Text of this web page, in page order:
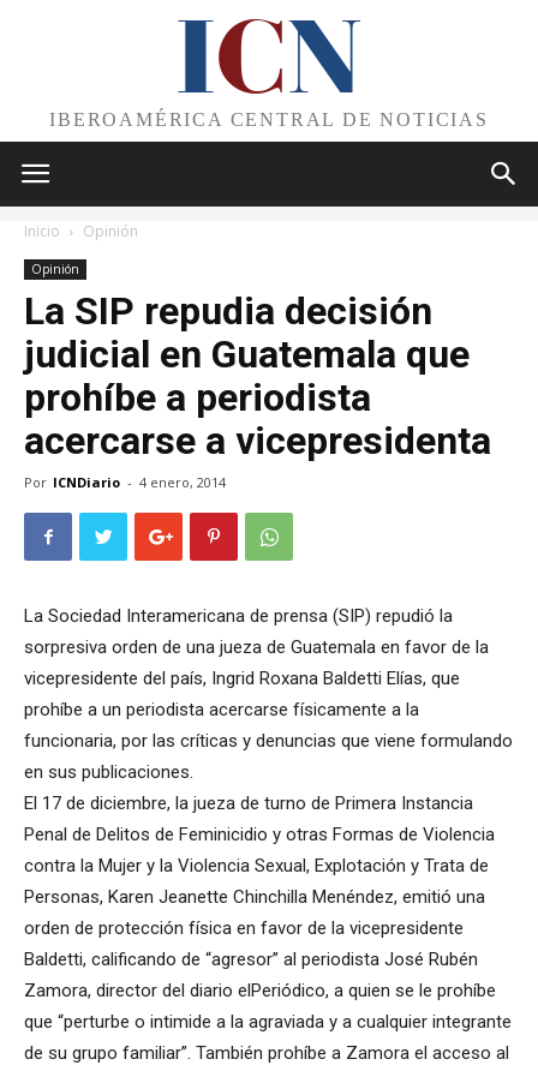
ICN
IBEROAMÉRICA CENTRAL DE NOTICIAS
Inicio Opinión
Opinión
La SIP repudia decisión
judicial en Guatemala que
prohíbe a periodista
acercarse a vicepresidenta
Por ICNDiario - 4 enero, 2014
La Sociedad Interamericana de prensa (SIP) repudió la
sorpresiva orden de una jueza de Guatemala en favor de la
vicepresidente del país, Ingrid Roxana Baldetti Elías, que
prohíbe a un periodista acercarse físicamente a la
funcionaria, por las críticas y denuncias que viene formulando
en sus publicaciones.
El 17 de diciembre, la jueza de turno de Primera Instancia
Penal de Delitos de Feminicidio y otras Formas de Violencia
contra la Mujer y la Violencia Sexual, Explotación y Trata de
Personas, Karen Jeanette Chinchilla Menéndez, emitió una
orden de protección física en favor de la vicepresidente
Baldetti, calificando de “agresor” al periodista José Rubén
Zamora, director del diario elPeriódico, a quien se le prohíbe
que “perturbe o intimide a la agraviada y a cualquier integrante
de su grupo familiar”. También prohíbe a Zamora el acceso al